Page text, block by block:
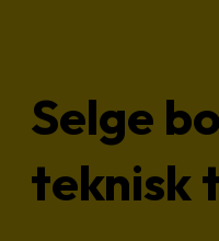
Selge
teknisk